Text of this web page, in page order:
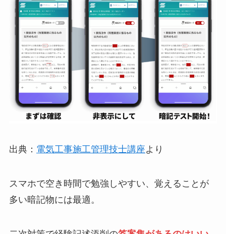
出典： 電気工事施工管理技士講座より
スマホで空き時間で勉強しやすい、覚えることが
多い暗記物には最適。